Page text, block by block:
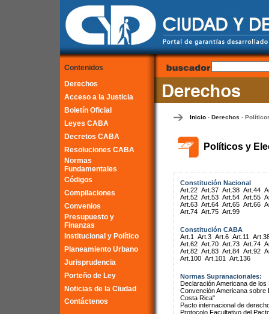
Contenidos
Derechos
Acceso a la Justicia
Boletín Oficial
Leyes CABA
Decretos CABA
Resoluciones CABA
Normas
Fundamentales
Códigos
Compilaciones
Convenios
Presupuesto y
Finanzas
Institucional y Político
Planeamiento Urbano
Jurisprudencia
Porteño de Ley
Noticias de la Ciudad
Contáctenos
Inicio- Derechos -
Políticos y
Constitución Nacional
Art.22 Art.37 Art.38 Art.44
Art.52 Art.53 Art.54 Art.55
Art.63 Art.64 Art.65 Art.66
Art.74 Art.75 Art.99
Constitución CABA
Art.1
Art.3 Art.6 Art.11
Art.62 Art.70 Art.73 Art.74
Art.82 Art.83 Art.84 Art.92
Art.100 Art.101 Art.136
Normas Supranacionales:
Declaración Americana de
Convención Americana
Costa Rica"
Pacto internacional de
Protocolo Facultativo del